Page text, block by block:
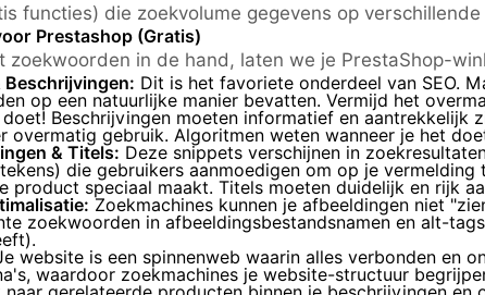
functies) die zoekvolume gegevens op
Prestashop (Gratis)
zoekwoorden in de hand, laten we je PrestaShop-
Dit is het favoriete onderdeel van SEO.
op een natuurlijke manier bevatten. Vermijd het
Beschrijvingen moeten informatief en aantrekkelijk
overmatig gebruik. Algoritmen weten wanneer je het
& Titels: Deze snippets verschijnen in
die gebruikers aanmoedigen om op je
product speciaal maakt. Titels moeten duidelijk en rijk
Zoekmachines kunnen je afbeeldingen niet
zoekwoorden in afbeeldingsbestandsnamen en alt-
website is een spinnenweb waarin alles verbonden en
waardoor zoekmachines je website-structuur